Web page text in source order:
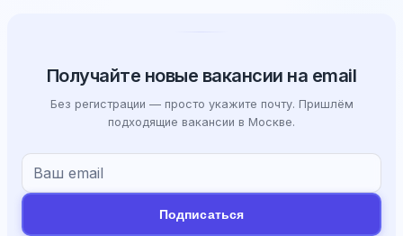
Получайте новые вакансии на email
Без регистрации — просто укажите почту. Пришлём
подходящие вакансии в Москве.
Подписаться